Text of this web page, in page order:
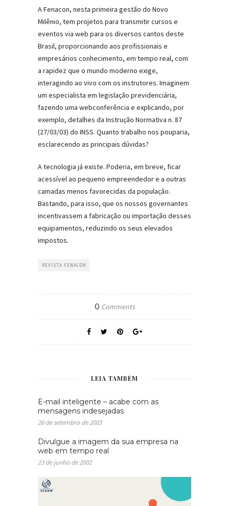
A Fenacon, nesta primeira gestão do Novo
Milênio, tem projetos para transmitir cursos e
eventos via web para os diversos cantos deste
Brasil, proporcionando aos profissionais e
empresários conhecimento, em tempo real, com
a rapidez que o mundo moderno exige,
interagindo ao vivo com os instrutores. Imaginem
um especialista em legislação previdenciária,
fazendo uma webconferência e explicando, por
exemplo, detalhes da Instrução Normativa n. 87
(27/03/03) do INSS. Quanto trabalho nos pouparia,
esclarecendo as principais dúvidas?
A tecnologia já existe. Poderia, em breve, ficar
acessível ao pequeno empreendedor e a outras
camadas menos favorecidas da população.
Bastando, para isso, que os nossos governantes
incentivassem a fabricação ou importação desses
equipamentos, reduzindo os seus elevados
impostos.
REVISTA FENACON
0 Comments
LEIA TAMBÉM
E-mail inteligente – acabe com as
mensagens indesejadas
26 de setembro de 2003
Divulgue a imagem da sua empresa na
web em tempo real
23 de junho de 2002